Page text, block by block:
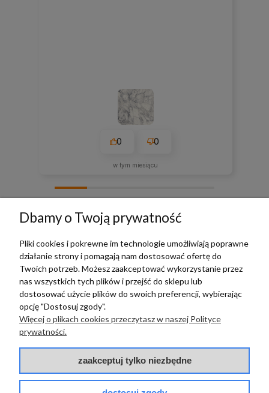
0 0
w tym miesiącu
TERRADECO
BAZA WIEDZY
PŁATNOŚCI I DOSTAWA
Dbamy o Twoją prywatność
Pliki cookies i pokrewne im technologie umożliwiają poprawne
działanie strony i pomagają nam dostosować ofertę do
Twoich potrzeb. Możesz zaakceptować wykorzystanie przez
nas wszystkich tych plików i przejść do sklepu lub
dostosować użycie plików do swoich preferencji, wybierając
opcję "Dostosuj zgody".
Więcej o plikach cookies przeczytasz w naszej Polityce
prywatności.
zaakceptuj tylko niezbędne